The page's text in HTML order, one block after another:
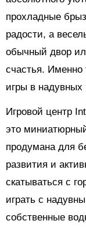
прохладные
радости, а
обычный двор
счастья.
игры в надувных
Игровой центр
это
продумана для
развития и
скатываться с
играть с
собственные